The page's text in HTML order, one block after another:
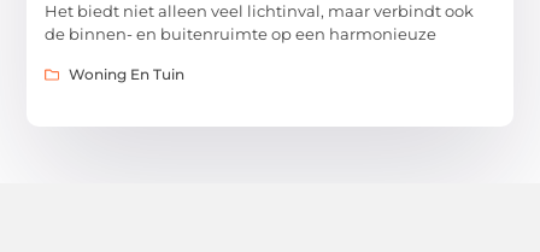
Het biedt niet alleen veel lichtinval, maar verbindt ook
de binnen- en buitenruimte op een harmonieuze
Woning En Tuin